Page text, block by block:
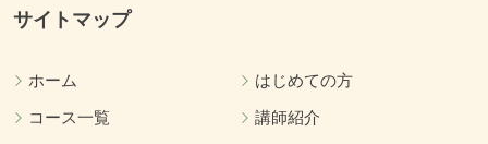
サイトマップ
ホーム
はじめての方
コース一覧
講師紹介